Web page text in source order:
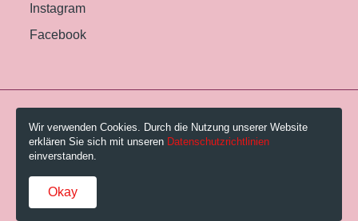
Instagram
Facebook
© 2026 Pestalozzi-Bibliothek Zürich.
Impressum
Gebühren und AGB
Datenschutzerklärung
Wir verwenden Cookies. Durch die Nutzung unserer Website
erklären Sie sich mit unseren Datenschutzrichtlinien
einverstanden.
Okay